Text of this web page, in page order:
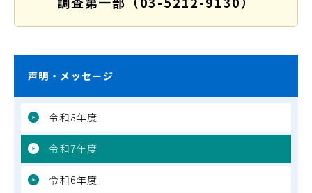
声明・メッセージ
令和8年度
令和7年度
令和6年度